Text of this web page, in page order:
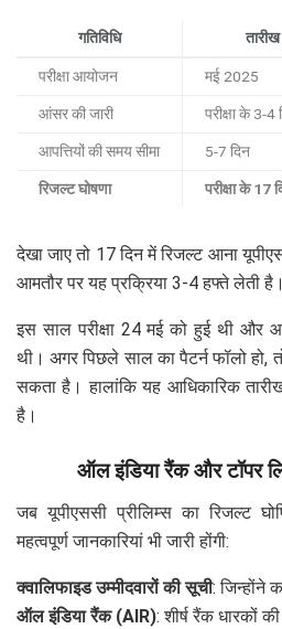
गतिविधि तारीख
परीक्षा आयोजन मई 2025
आंसर की जारी परीक्षा के 3-4
आपत्तियों की समय सीमा 5-7 दिन
रिजल्ट घोषणा परीक्षा के 17
देखा जाए तो 17 दिन में रिजल्ट आना
आमतौर पर यह प्रक्रिया 3-4 हफ्ते लेती है।
इस साल परीक्षा 24 मई को हुई थी और
थी। अगर पिछले साल का पैटर्न फॉलो हो,
सकता है। हालांकि यह आधिकारिक
है।
ऑल इंडिया रैंक और टॉपर
जब यूपीएससी प्रीलिम्स का रिजल्ट
महत्वपूर्ण जानकारियां भी जारी होंगी:
क्वालिफाइड उम्मीदवारों की सूची: जिन्होंने
ऑल इंडिया रैंक (AIR): शीर्ष रैंक धारकों